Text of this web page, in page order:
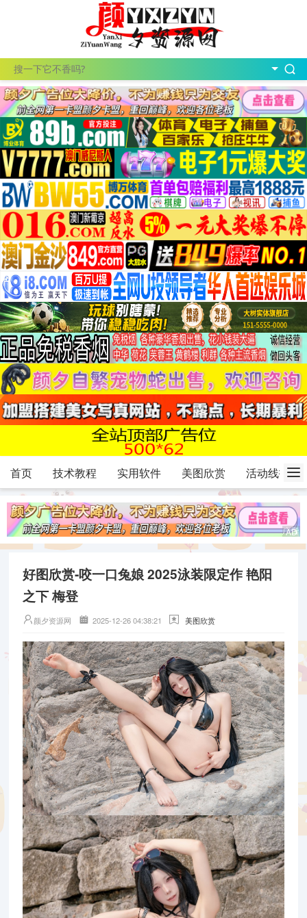
首页 技术教程 实用软件 美图欣赏 活动线报
好图欣赏-咬一口兔娘 2025泳装限定作 艳阳
之下 梅登
颜夕资源网 2025-12-26 04:38:21 美图欣赏